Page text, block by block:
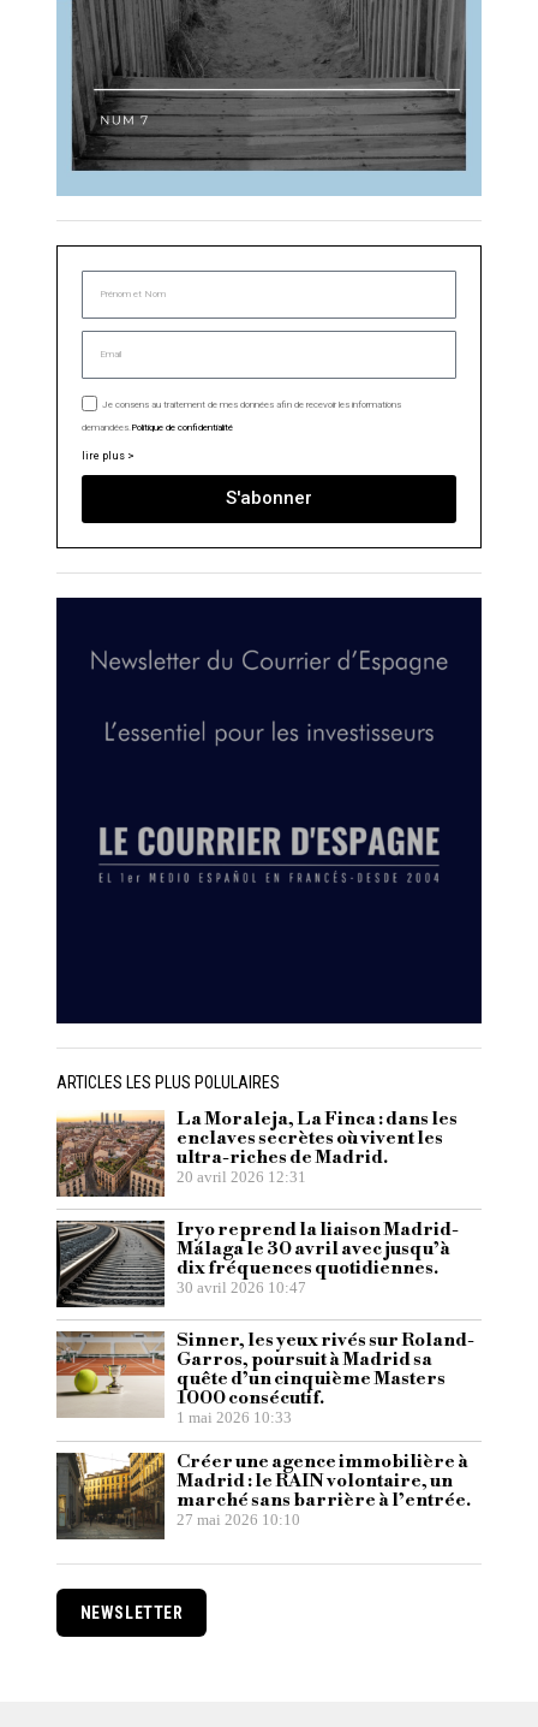
Je consens au traitement de mes données afin de recevoir les informations
demandées.Politique de confidentialité
lire plus >
S'abonner
ARTICLES LES PLUS POLULAIRES
La Moraleja, La Finca : dans les
enclaves secrètes où vivent les
ultra-riches de Madrid.
20 avril 2026 12:31
Iryo reprend la liaison Madrid-
Málaga le 30 avril avec jusqu’à
dix fréquences quotidiennes.
30 avril 2026 10:47
Sinner, les yeux rivés sur Roland-
Garros, poursuit à Madrid sa
quête d’un cinquième Masters
1000 consécutif.
1 mai 2026 10:33
Créer une agence immobilière à
Madrid : le RAIN volontaire, un
marché sans barrière à l’entrée.
27 mai 2026 10:10
NEWSLETTER